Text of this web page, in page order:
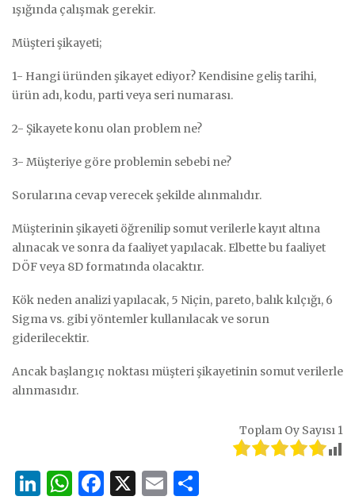
ışığında çalışmak gerekir.
Müşteri şikayeti;
1- Hangi üründen şikayet ediyor? Kendisine geliş tarihi,
ürün adı, kodu, parti veya seri numarası.
2- Şikayete konu olan problem ne?
3- Müşteriye göre problemin sebebi ne?
Sorularına cevap verecek şekilde alınmalıdır.
Müşterinin şikayeti öğrenilip somut verilerle kayıt altına
alınacak ve sonra da faaliyet yapılacak. Elbette bu faaliyet
DÖF veya 8D formatında olacaktır.
Kök neden analizi yapılacak, 5 Niçin, pareto, balık kılçığı, 6
Sigma vs. gibi yöntemler kullanılacak ve sorun
giderilecektir.
Ancak başlangıç noktası müşteri şikayetinin somut verilerle
alınmasıdır.
Toplam Oy Sayısı 1
LinkedIn
WhatsApp
Facebook
X Email